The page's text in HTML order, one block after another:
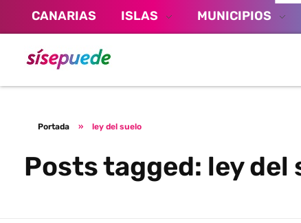
CANARIAS ISLAS MUNICIPIOS
Portada » ley del suelo
Posts tagged: ley del